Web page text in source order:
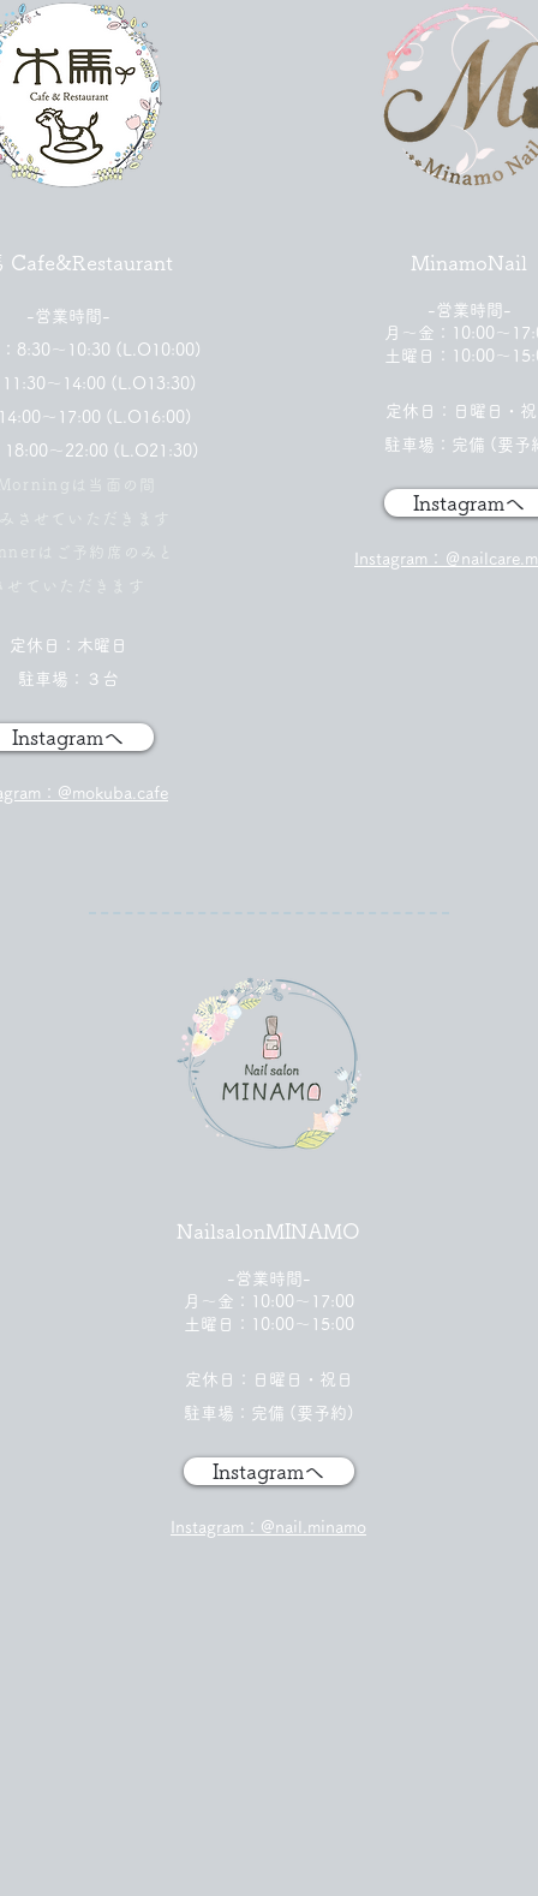
Cafe&Restaurant
-営業時間-
8:30～10:30 (L.O10:00)
〜14:00 (L.O13:30)
～17:00 (L.O16:00)
18:00～22:00 (L.O21:30)
させていただきます
はご予約席のみと
せていただきます
定休日：木曜日
駐車場：３台
Instagramへ
：@mokuba.cafe
MinamoNail
-営業時間-
月〜金：10:00～
土曜日：10:00〜
定休日：日曜日・祝
駐車場：完備 (要予
Instagramへ
Instagram：＠
NailsalonMINAMO
-営業時間-
月〜金：10:00～17:00
土曜日：10:00〜15:00
定休日：日曜日・祝日
​駐車場：完備 ( 要予約)
Instagramへ
Instagram：@nail.minamo